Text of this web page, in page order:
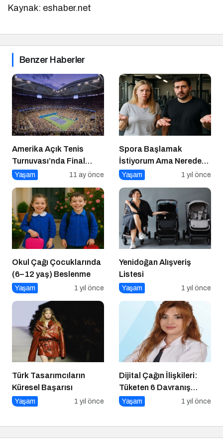
Kaynak: eshaber.net
Benzer Haberler
Amerika Açık Tenis
Turnuvası’nda Final
Heyecanı Eurosport’ta!
Yaşam 11 ay önce
Spora Başlamak
İstiyorum Ama Nereden
Başlayacağımı
Yaşam 1 yıl önce
Okul Çağı Çocuklarında
(6–12 yaş) Beslenme
Yaşam 1 yıl önce
Yenidoğan Alışveriş
Listesi
Yaşam 1 yıl önce
Türk Tasarımcıların
Küresel Başarısı
Yaşam 1 yıl önce
Dijital Çağın İlişkileri:
Tüketen 6 Davranış
Biçimi
Yaşam 1 yıl önce